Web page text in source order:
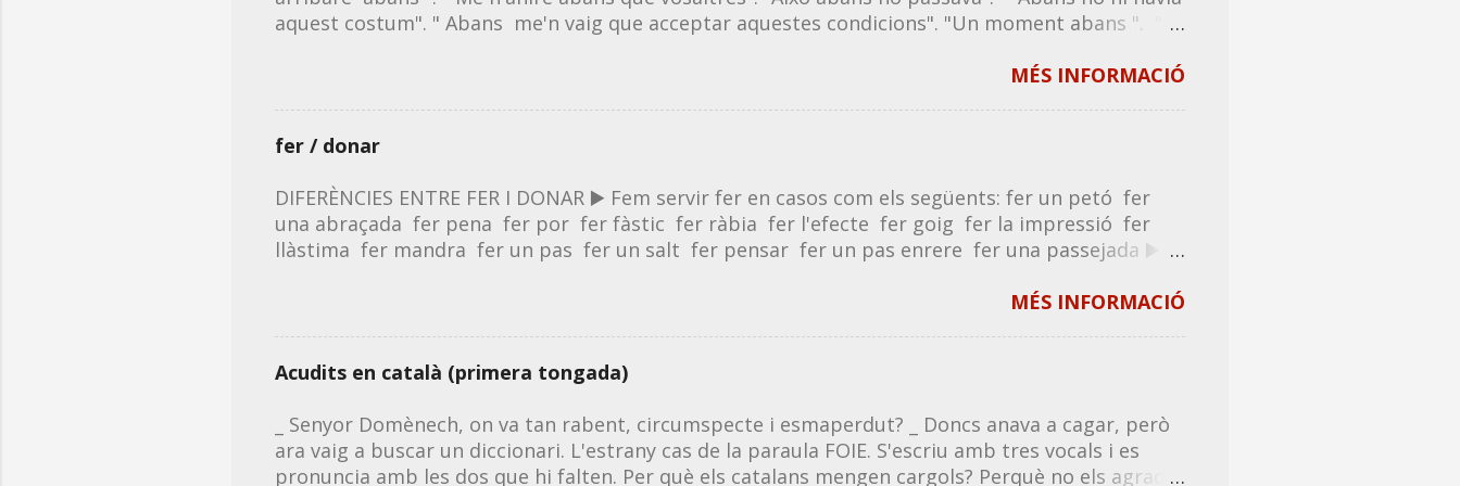
❗Pots descarregar totes les imatges que apareixen en aquesta llista en bona
aquest costum". " Abans me'n vaig que acceptar aquestes condicions". "Un moment abans ". "El
primera accepció: acció d'avançar o d'avançar-se; l'efecte. "L' avançament / avanç de les
hora". ❗Recorda que quan es tracta de l'acció d'avançar un vehicle a un altre vehicle o el
MÉS INFORMACIÓ
fer / donar
DIFERÈNCIES ENTRE FER I DONAR ▶️ Fem servir fer en casos com els següents: fer un petó fer
una abraçada fer pena fer por fer fàstic fer ràbia fer l'efecte fer goig fer la impressió fer
llàstima fer mandra fer un pas fer un salt fer pensar fer un pas enrere fer una passejada ▶️
mastegot donar una clatellada donar un clatellot donar un calbot donar una garrotada donar
servir de forma antinatural, per causa de la influència castellana. Exemples: donar el sol ❌ tocar
donar mal de cap ❌ agafa...
MÉS INFORMACIÓ
Acudits en català (primera tongada)
_ Senyor Domènech, on va tan rabent, circumspecte i esmaperdut? _ Doncs anava a cagar, però
ara vaig a buscar un diccionari. L'estrany cas de la paraula FOIE. S'escriu amb tres vocals i es
pronuncia amb les dos que hi falten. Per què els catalans mengen cargols? Perquè no els agrada